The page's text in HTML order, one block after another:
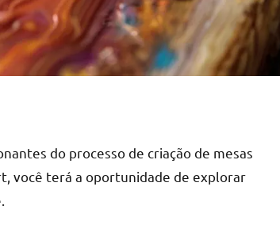
do processo de criação de mesas
você terá a oportunidade de explorar